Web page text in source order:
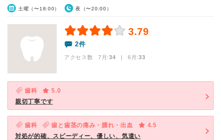
土曜（〜18:00） 夜（〜20:00）
3.79
2件
アクセス数 7月:34 | 6月:33
歯科
5.0
親切丁寧です
歯科 歯と歯茎の痛み・腫れ・出血
4.5
対処が的確、スピーディー、優しい、気遣い